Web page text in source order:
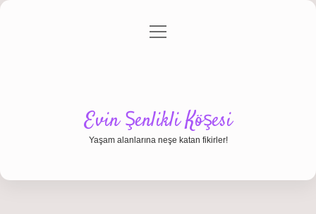
Gizlilik Politikası
menüyü
Evin Şenlikli Köşesi
Yaşam alanlarına neşe katan fikirler!